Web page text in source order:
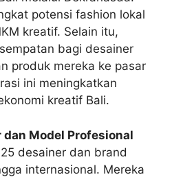
potensi fashion lokal
kreatif. Selain itu,
bagi desainer
produk mereka ke pasar
ini meningkatkan
kreatif Bali.
Model Profesional
desainer dan brand
internasional. Mereka